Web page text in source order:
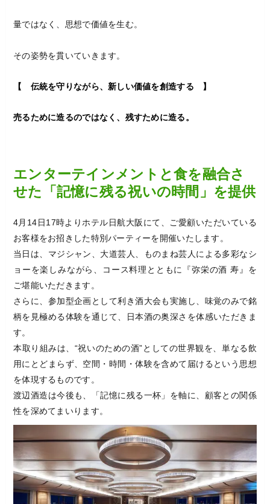
量ではなく、思想で価値を生む。
その姿勢を貫いていきます。
【 伝統を守りながら、新しい価値を創造する 】
売るために造るのではなく、残すために造る。
エンターテインメントと食を融合さ
せた「記憶に残る祝いの時間」を提供
4月14日17時よりホテル日航大阪にて、ご愛顧いただいている
お客様をお招きした特別パーティーを開催いたします。
当日は、マジシャン、大道芸人、ものまね芸人による多彩なシ
ョーを楽しみながら、コース料理とともに『弥栄の酒 寿』を
ご堪能いただきます。
さらに、参加型企画として利き酒大会も実施し、味覚のみで銘
柄を見極める体験を通じて、日本酒の奥深さを体感いただきま
す。
本取り組みは、“祝いのための酒”としての世界観を、単なる飲
用にとどまらず、空間・時間・体験を含めて届けるという思想
を体現するものです。
渡辺酒造は今後も、「記憶に残る一杯」を軸に、顧客との関係
性を深めてまいります。